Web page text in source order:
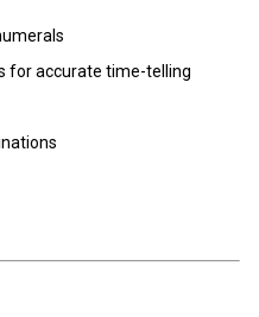
for accurate time-telling